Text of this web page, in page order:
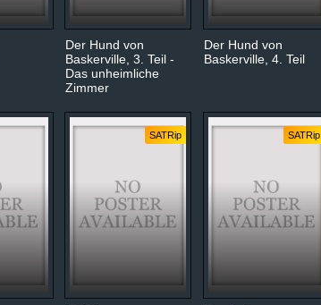
Der Hund von
Baskerville, 3. Teil -
Das unheimliche
Zimmer
Der Hund von
Baskerville, 4. Teil
SATRip SATRip
Общие фильмы